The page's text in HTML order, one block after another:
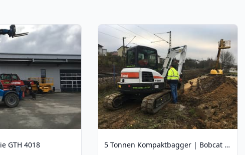
GTH 4018 5 Tonnen Kompaktbagger | Bobcat E50